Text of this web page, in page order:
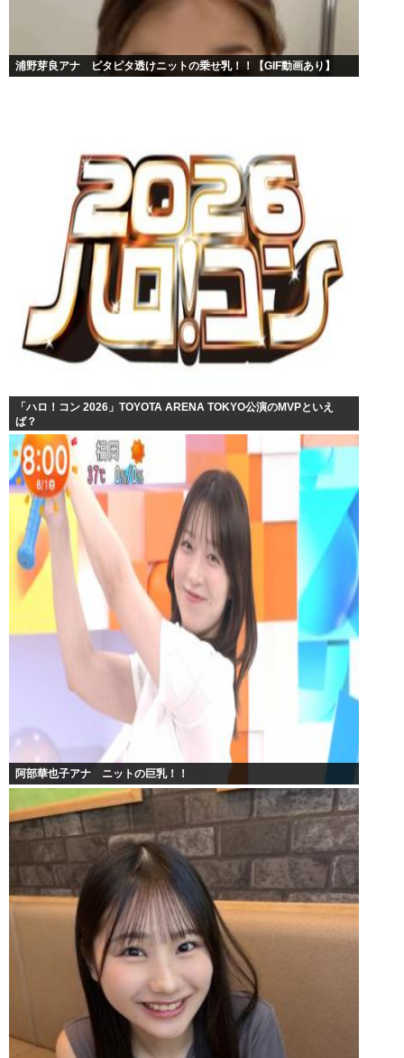
浦野芽良アナ ピタピタ透けニットの乗せ乳！！【GIF動画あり】
「ハロ！コン 2026」TOYOTA ARENA TOKYO公演のMVPといえ
ば？
阿部華也子アナ ニットの巨乳！！